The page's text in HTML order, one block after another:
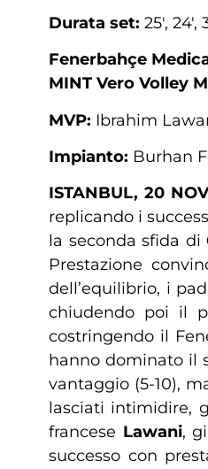
Durata set: 25′, 24′,
Fenerbahçe
MINT Vero Volley
MVP: Ibrahim
Impianto: Burhan
ISTANBUL, 20
replicando i
la seconda sfida di
Prestazione
dell’equilibrio, i
chiudendo poi il
costringendo il
hanno dominato il
vantaggio (5-10),
lasciati intimidire,
francese Lawani,
successo con